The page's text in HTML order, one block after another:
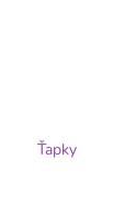
Ťapky